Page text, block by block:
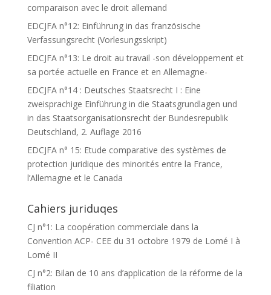
comparaison avec le droit allemand
EDCJFA n°12: Einführung in das französische
Verfassungsrecht (Vorlesungsskript)
EDCJFA n°13: Le droit au travail -son développement et
sa portée actuelle en France et en Allemagne-
EDCJFA n°14 : Deutsches Staatsrecht I : Eine
zweisprachige Einführung in die Staatsgrundlagen und
in das Staatsorganisationsrecht der Bundesrepublik
Deutschland, 2. Auflage 2016
EDCJFA n° 15: Etude comparative des systèmes de
protection juridique des minorités entre la France,
l’Allemagne et le Canada
Cahiers juriduqes
CJ n°1: La coopération commerciale dans la
Convention ACP- CEE du 31 octobre 1979 de Lomé I à
Lomé II
CJ n°2: Bilan de 10 ans d’application de la réforme de la
filiation